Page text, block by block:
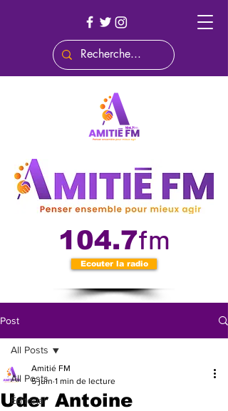
104.7fm
Ecouter la radio
Post
All Posts
Éditorial
All Posts
Uder Antoine
Amitié FM
5 juin 1 min de lecture